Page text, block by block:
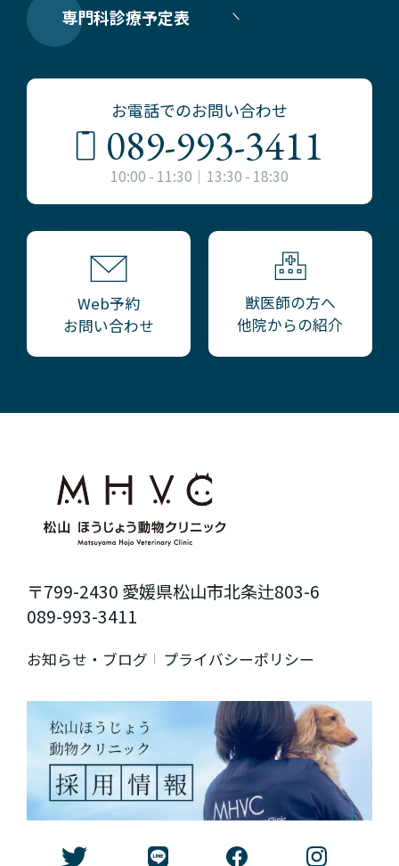
専門科診療予定表
お電話でのお問い合わせ
089-993-3411
10:00 - 11:30｜13:30 - 18:30
Web予約
お問い合わせ
獣医師の方へ
他院からの紹介
〒799-2430 愛媛県松山市北条辻803-6
089-993-3411
お知らせ・ブログ プライバシーポリシー